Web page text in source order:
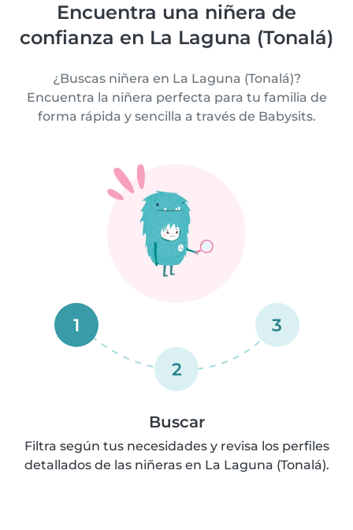
Encuentra una niñera de
confianza en La Laguna (Tonalá)
¿Buscas niñera en La Laguna (Tonalá)?
Encuentra la niñera perfecta para tu familia de
forma rápida y sencilla a través de Babysits.
1
2
3
Buscar
Filtra según tus necesidades y revisa los perfiles
detallados de las niñeras en La Laguna (Tonalá).